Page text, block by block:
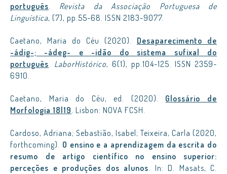
português. Revista da Associação Portuguesa de
Linguística, (7), pp.55-68. ISSN 2183-9077.
Caetano, Maria do Céu (2020). Desaparecimento de
-ádig-; -ádeg- e -idão do sistema sufixal do
português. LaborHistórico, 6(1), pp.104-125. ISSN 2359-
6910.
Caetano, Maria do Céu, ed. (2020). Glossário de
Morfologia 18|19. Lisbon: NOVA FCSH.
Cardoso, Adriana; Sebastião, Isabel; Teixeira, Carla (2020,
forthcoming). O ensino e a aprendizagem da escrita do
resumo de artigo científico no ensino superior:
perceções e produções dos alunos. In: D. Masats, C.